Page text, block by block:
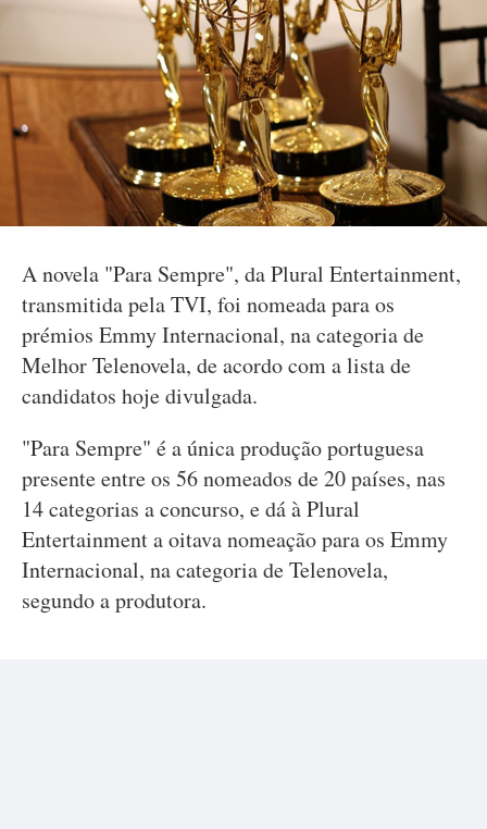
A novela "Para Sempre", da Plural Entertainment,
transmitida pela TVI, foi nomeada para os
prémios Emmy Internacional, na categoria de
Melhor Telenovela, de acordo com a lista de
candidatos hoje divulgada.
"Para Sempre" é a única produção portuguesa
presente entre os 56 nomeados de 20 países, nas
14 categorias a concurso, e dá à Plural
Entertainment a oitava nomeação para os Emmy
Internacional, na categoria de Telenovela,
segundo a produtora.